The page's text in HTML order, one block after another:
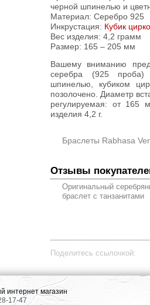
черной шпинелью и
Материал: Серебро 925
Инкрустация: Кубик
Вес изделия: 4,2 грамм
Размер: 165 – 205 мм
Вашему вниманию предлагается браслет из стерлингового
серебра (925
шпинелью, кубиком
позолочено. Диаметр
регулируемая: от
изделия 4,2 г.
Браслеты Rabhasa
Отзывы
Оригинальный
браслет с танзанитами
Поделитесь ссылочкой:
интернет магазин
17-47